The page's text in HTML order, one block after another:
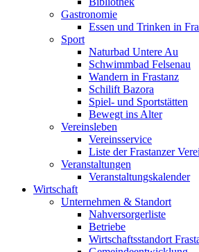
Gastronomie
Essen und Trinken in
Sport
Naturbad Untere Au
Schwimmbad Felsenau
Wandern in Frastanz
Schilift Bazora
Spiel- und Sportstätten
Bewegt ins Alter
Vereinsleben
Vereinsservice
Liste der Frastanzer
Veranstaltungen
Veranstaltungskalender
Wirtschaft
Unternehmen & Standort
Nahversorgerliste
Betriebe
Wirtschaftsstandort